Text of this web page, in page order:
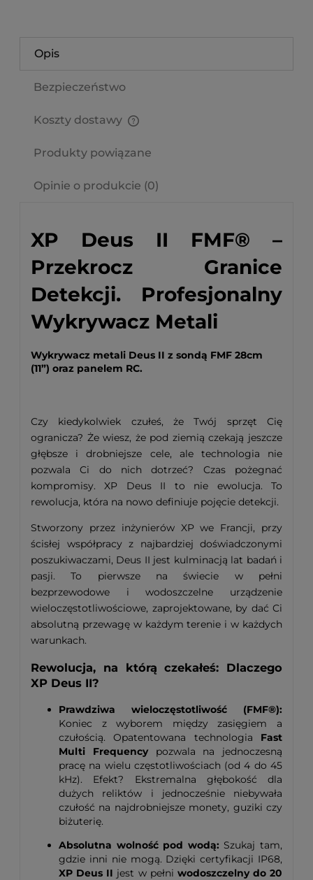
Opis
Bezpieczeństwo
Koszty dostawy
Produkty powiązane
Opinie o produkcie (0)
XP Deus II FMF® –
Przekrocz Granice
Detekcji. Profesjonalny
Wykrywacz Metali
Wykrywacz metali Deus II z sondą FMF 28cm
(11”) oraz panelem RC.
Czy kiedykolwiek czułeś, że Twój sprzęt Cię
ogranicza? Że wiesz, że pod ziemią czekają jeszcze
głębsze i drobniejsze cele, ale technologia nie
pozwala Ci do nich dotrzeć? Czas pożegnać
kompromisy. XP Deus II to nie ewolucja. To
rewolucja, która na nowo definiuje pojęcie detekcji.
Stworzony przez inżynierów XP we Francji, przy
ścisłej współpracy z najbardziej doświadczonymi
poszukiwaczami, Deus II jest kulminacją lat badań i
pasji. To pierwsze na świecie w pełni
bezprzewodowe i wodoszczelne urządzenie
wieloczęstotliwościowe, zaprojektowane, by dać Ci
absolutną przewagę w każdym terenie i w każdych
warunkach.
Rewolucja, na którą czekałeś: Dlaczego
XP Deus II?
Prawdziwa wieloczęstotliwość (FMF®):
Koniec z wyborem między zasięgiem a
czułością. Opatentowana technologia Fast
Multi Frequencypozwala na jednoczesną
pracę na wielu częstotliwościach (od 4 do 45
kHz). Efekt? Ekstremalna głębokość dla
dużych reliktów i jednocześnie niebywała
czułość na najdrobniejsze monety, guziki czy
biżuterię.
Absolutna wolność pod wodą: Szukaj tam,
gdzie inni nie mogą. Dzięki certyfikacji IP68,
XP Deus II jest w pełni wodoszczelny do 20